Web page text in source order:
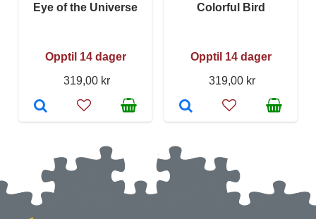
Eye of the Universe
Opptil 14 dager
319,00 kr
Colorful Bird
Opptil 14 dager
319,00 kr